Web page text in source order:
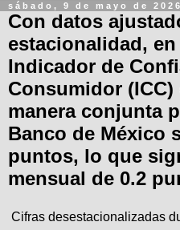
sábado, 9 de mayo de 2026
Con datos
estacionalidad,
Indicador de
Consumidor
manera conjunta
Banco de México
puntos, lo que
mensual de 0.2
Cifras desestacionalizadas